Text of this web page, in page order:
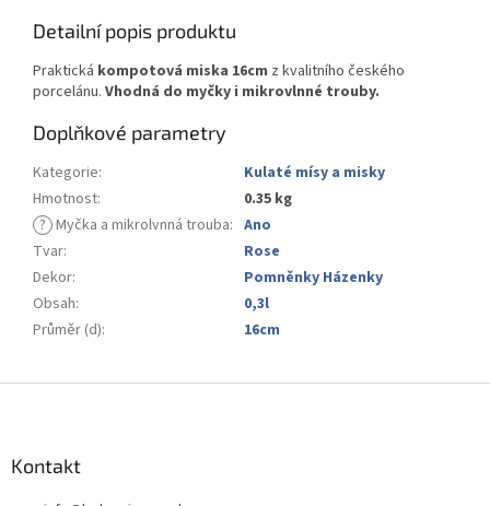
Detailní popis produktu
Praktická kompotová miska 16cm z kvalitního českého
porcelánu. Vhodná do myčky i mikrovlnné trouby.
Doplňkové parametry
Kategorie:
Kulaté mísy a misky
Hmotnost:
0.35 kg
? Myčka a mikrolvnná trouba: Ano
Tvar:
Rose
Dekor:
Pomněnky Házenky
Obsah:
0,3l
Průměr (d): 16cm
Kontakt